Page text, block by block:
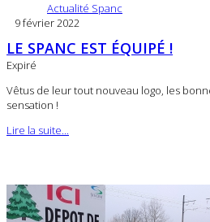
Actualité Spanc
9 février 2022
LE SPANC EST ÉQUIPÉ !
Expiré
Vêtus de leur tout nouveau logo, les
sensation !
Lire la suite...